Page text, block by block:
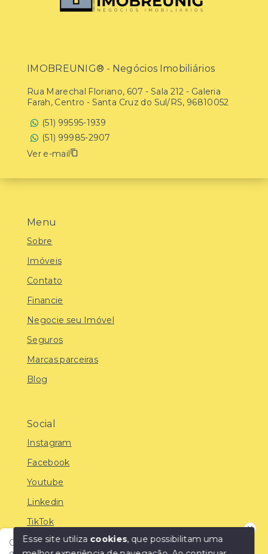
Olá! Encontre o imóvel ideal com a IMOBREUNIG®:
Menu
Sobre
Imóveis
Contato
Financie
Negocie seu Imóvel
Seguros
Marcas parceiras
Blog
Social
Instagram
Facebook
Youtube
Linkedin
TikTok
IMOBREUNIG® - Negócios Imobiliários
Rua Marechal Floriano, 607 - Sala 212 - Galeria
Farah, Centro - Santa Cruz do Sul/RS, 96810052
(51) 99595-1939
(51) 99985-2907
Ver e-mail
Esse site utiliza cookies, que possibilitam uma